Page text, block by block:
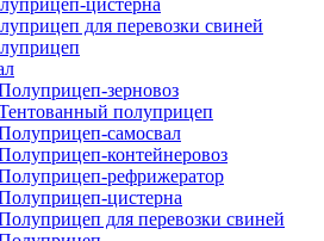
для перевозки свиней
зерновоз
полуприцеп
самосвал
контейнеровоз
рефрижератор
цистерна
для перевозки свиней